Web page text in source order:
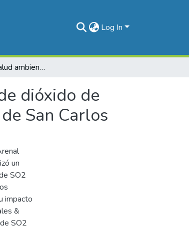
Log In
Impacto en la salud ambiental por efecto de emisiones de dióxido de azufre del Volcán Arenal, en la población de la Fortuna de San Carlos
dióxido de
San Carlos
un
SO2
impacto
&
SO2